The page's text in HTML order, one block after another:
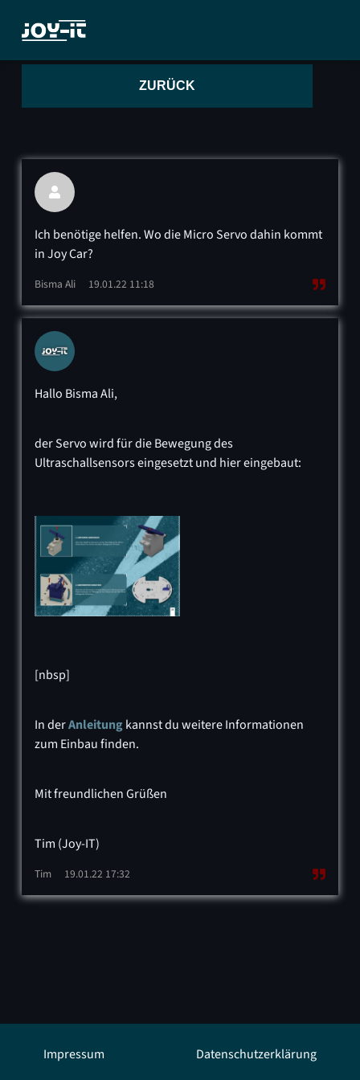
ZURÜCK

Ich benötige helfen. Wo die Micro Servo dahin kommt
in Joy Car?
Bisma Ali 19.01.22 11:18
Hallo Bisma Ali,
der Servo wird für die Bewegung des
Ultraschallsensors eingesetzt und hier eingebaut:
[nbsp]
In derAnleitungkannst du weitere Informationen
zum Einbau finden.
Mit freundlichen Grüßen
Tim (Joy-IT)
Tim 19.01.22 17:32
Impressum Datenschutzerklärung